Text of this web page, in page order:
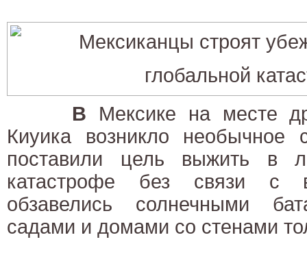
В Мексике на месте
Киуика возникло необычное
поставили цель выжить в
катастрофе без связи
обзавелись солнечными
садами и домами со стенами